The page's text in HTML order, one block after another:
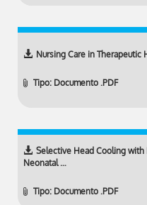
Nursing Care in
Tipo: Documento .PDF
Selective Head Cooling
Neonatal …
Tipo: Documento .PDF